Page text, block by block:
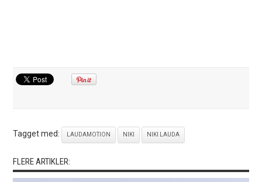
Tagget med: LAUDAMOTION NIKI NIKI LAUDA
FLERE ARTIKLER: